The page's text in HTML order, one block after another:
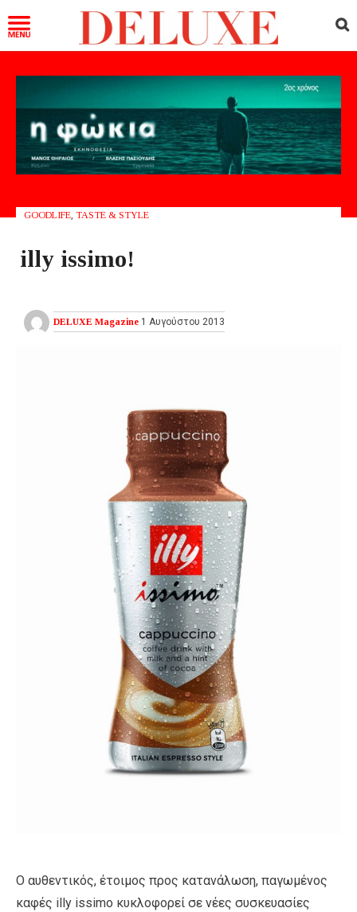
GOODLIFE TASTE & STYLE
illy issimo!
DELUXE Magazine 1 Αυγούστου 2013
Ο αυθεντικός, έτοιμος προς κατανάλωση, παγωμένος
καφές illy issimo κυκλοφορεί σε νέες συσκευασίες